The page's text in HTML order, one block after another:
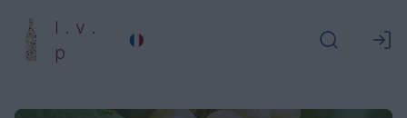
l . v .
p